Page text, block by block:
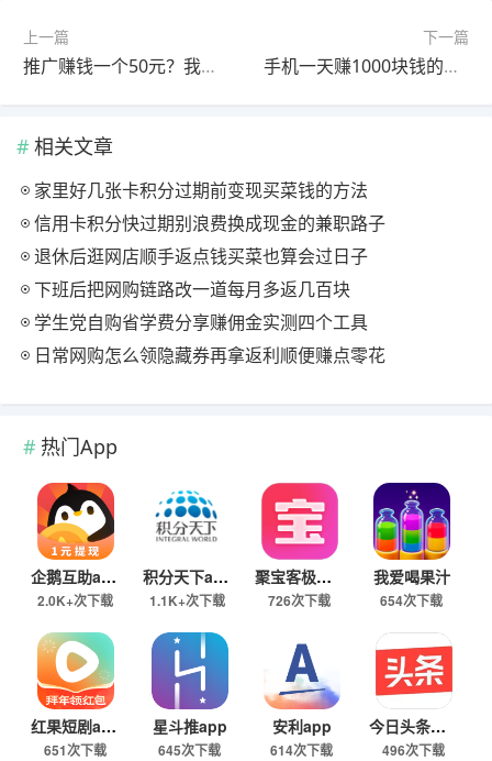
上一篇
推广赚钱一个50元？我这个一个最高可以赚500元
下一篇
手机一天赚1000块钱的办法有吗？我这几个软件你都能实现
相关文章
家里好几张卡积分过期前变现买菜钱的方法
信用卡积分快过期别浪费换成现金的兼职路子
退休后逛网店顺手返点钱买菜也算会过日子
下班后把网购链路改一道每月多返几百块
学生党自购省学费分享赚佣金实测四个工具
日常网购怎么领隐藏券再拿返利顺便赚点零花
热门App
企鹅互助app
2.0K+次下载
积分天下app
1.1K+次下载
聚宝客极速版
726次下载
我爱喝果汁
654次下载
红果短剧app
651次下载
星斗推app
645次下载
安利app
614次下载
今日头条极速版下载
496次下载